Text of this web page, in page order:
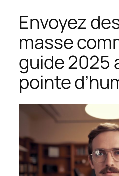
Envoyez
masse
guide 2025
pointe